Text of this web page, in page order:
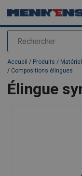
Rechercher
Ajouté au panier
Accueil / Produits /
/ Compositions élingues
Élingue